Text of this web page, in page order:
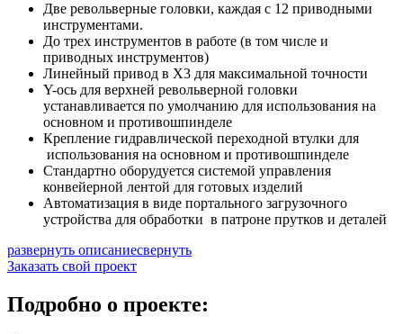
Две револьверные головки, каждая с 12 приводными
инструментами.
До трех инструментов в работе (в том числе и
приводных инструментов)
Линейный привод в X3 для максимальной точности
Y-ось для верхней револьверной головки
устанавливается по умолчанию для использования на
основном и противошпинделе
Крепление гидравлической переходной втулки для
использования на основном и противошпинделе
Стандартно оборудуется системой управления
конвейерной лентой для готовых изделий
Автоматизация в виде портального загрузочного
устройства для обработки в патроне прутков и деталей
развернуть описаниесвернуть
Заказать свой проект
Подробно о проекте: